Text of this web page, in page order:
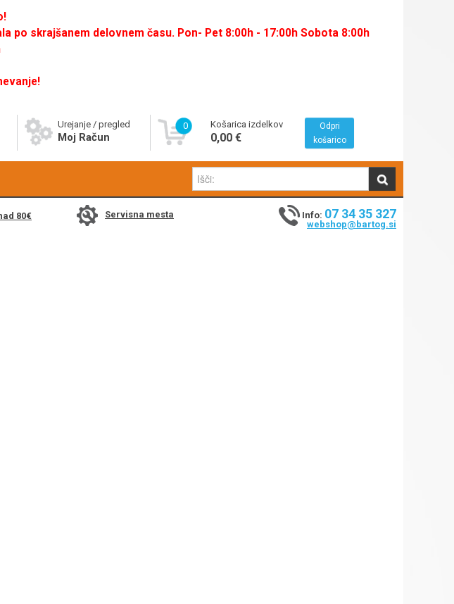
po skrajšanem delovnem času. Pon- Pet 8:00h - 17:00h Sobota 8:00h
Urejanje / pregled
Moj Račun
0 Košarica izdelkov
0,00 €
Odpri
košarico
80€ Servisna mesta Info: 07 34 35 327
webshop@bartog.si